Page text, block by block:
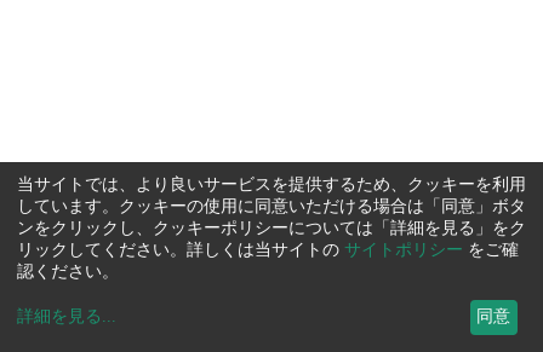
当サイトでは、より良いサービスを提供するため、クッキーを利用
しています。クッキーの使用に同意いただける場合は「同意」ボタ
ンをクリックし、クッキーポリシーについては「詳細を見る」をク
リックしてください。詳しくは当サイトの サイトポリシー をご確
認ください。
詳細を見る ... 同意